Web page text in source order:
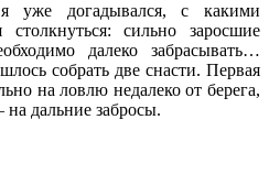
уже догадывался, с какими
сильно заросшие
далеко забрасывать…
собрать две снасти. Первая
на ловлю недалеко от берега,
дальние забросы.